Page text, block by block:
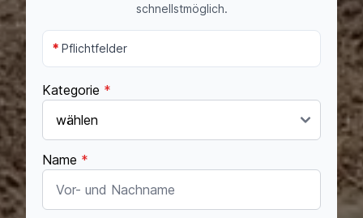
schnellstmöglich.
* Pflichtfelder
Kategorie *
Name *